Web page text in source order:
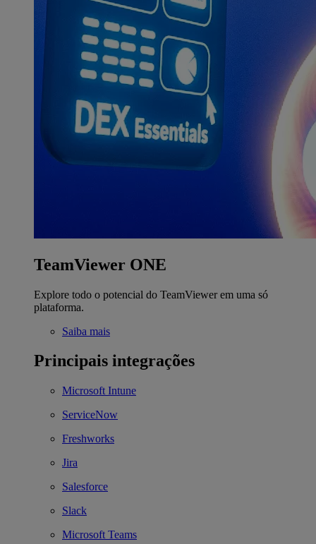
TeamViewer ONE
Explore todo o potencial do TeamViewer em uma só
plataforma.
Saiba mais
Principais integrações
Microsoft Intune
ServiceNow
Freshworks
Jira
Salesforce
Slack
Microsoft Teams